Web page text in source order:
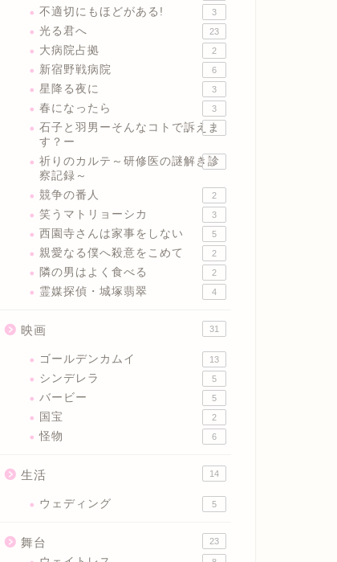
不適切にもほどがある! 3
光る君へ 23
大病院占拠 2
新宿野戦病院 6
星降る夜に 3
春になったら 3
石子と羽男ーそんなコトで訴えま
す？ー
2
祈りのカルテ～研修医の謎解き診
察記録～
3
競争の番人 2
笑うマトリョーシカ 3
西園寺さんは家事をしない 5
親愛なる僕へ殺意をこめて 2
隣の男はよく食べる 2
霊媒探偵・城塚翡翠 4
映画 31
ゴールデンカムイ 13
シンデレラ 5
バービー 5
国宝 2
怪物 6
生活 14
ウェディング 5
舞台 23